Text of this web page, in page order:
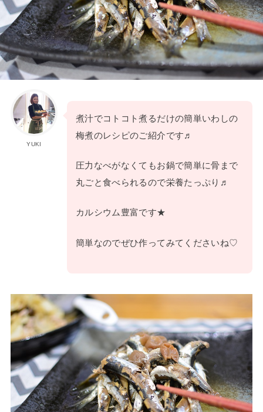
YUKI
煮汁でコトコト煮るだけの簡単いわしの
梅煮のレシピのご紹介です♬
圧力なべがなくてもお鍋で簡単に骨まで
丸ごと食べられるので栄養たっぷり♬
カルシウム豊富です★
簡単なのでぜひ作ってみてくださいね♡